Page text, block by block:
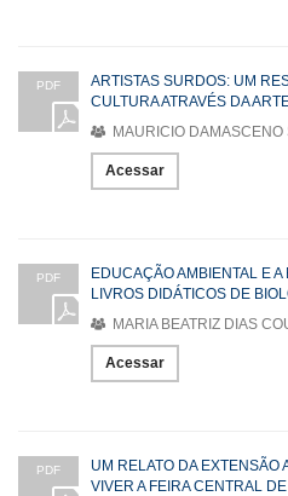
PDF
ARTISTAS SURDOS: UM
CULTURA ATRAVÉS DA
MAURICIO DAMASCENO
Acessar
PDF
EDUCAÇÃO AMBIENTAL E
LIVROS DIDÁTICOS DE
MARIA BEATRIZ DIAS
Acessar
PDF
UM RELATO DA EXTENSÃO
VIVER A FEIRA CENTRAL